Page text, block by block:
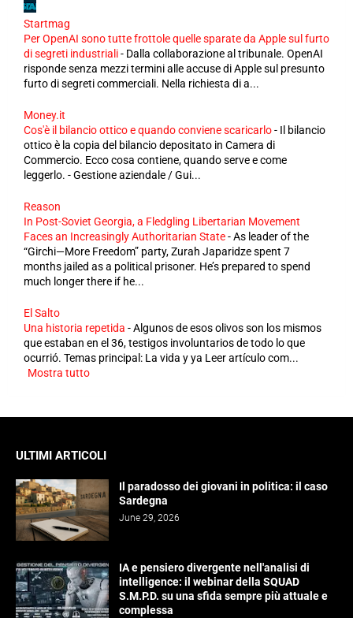
Startmag
Per OpenAI sono tutte frottole quelle sparate da Apple sul furto
di segreti industriali- Dalla collaborazione al tribunale. OpenAI
risponde senza mezzi termini alle accuse di Apple sul presunto
furto di segreti commerciali. Nella richiesta di a...
Money.it
Cos'è il bilancio ottico e quando conviene scaricarlo- Il bilancio
ottico è la copia del bilancio depositato in Camera di
Commercio. Ecco cosa contiene, quando serve e come
leggerlo. - Gestione aziendale / Gui...
Reason
In Post-Soviet Georgia, a Fledgling Libertarian Movement
Faces an Increasingly Authoritarian State-As leader of the
“Girchi—More Freedom” party, Zurah Japaridze spent 7
months jailed as a political prisoner. He’s prepared to spend
much longer there if he...
El Salto
Una historia repetida -Algunos de esos olivos son los mismos
que estaban en el 36, testigos involuntarios de todo lo que
ocurrió. Temas principal: La vida y ya Leer artículo com...
Mostra tutto
ULTIMI ARTICOLI
Il paradosso dei giovani in politica: il caso
Sardegna
June 29, 2026
IA e pensiero divergente nell'analisi di
intelligence: il webinar della SQUAD
S.M.P.D. su una sfida sempre più attuale e
complessa